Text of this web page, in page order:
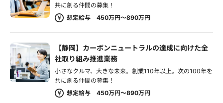
共に創る仲間の募集！
想定給与 450万円～890万円
【静岡】カーボンニュートラルの達成に向けた全
社取り組み推進業務
小さなクルマ、大きな未来。創業110年以上。次の100年を
共に創る仲間の募集！
想定給与 450万円～890万円